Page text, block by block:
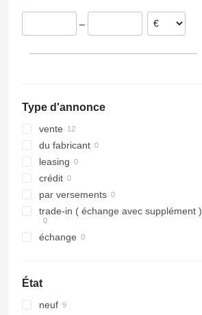
–
Type d'annonce
vente
du fabricant
leasing
crédit
par versements
trade-in ( échange avec supplément )
échange
État
neuf